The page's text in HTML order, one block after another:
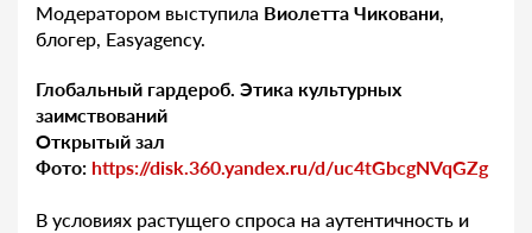
Модератором выступила Виолетта Чиковани,
блогер, Easyagency.
Глобальный гардероб. Этика культурных
заимствований
Открытый зал
Фото: https://disk.360.yandex.ru/d/uc4tGbcgNVqGZg
В условиях растущего спроса на аутентичность и